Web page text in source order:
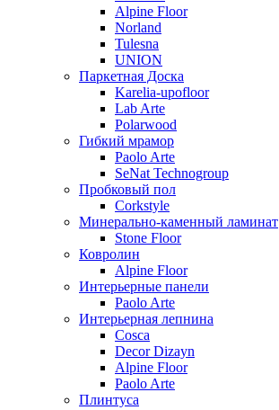
Alpine Floor
Norland
Tulesna
UNION
Паркетная Доска
Karelia-upofloor
Lab Arte
Polarwood
Гибкий мрамор
Paolo Arte
SeNat Technogroup
Пробковый пол
Corkstyle
Минерально-каменный ламинат
Stone Floor
Ковролин
Alpine Floor
Интерьерные панели
Paolo Arte
Интерьерная лепнина
Cosca
Decor Dizayn
Alpine Floor
Paolo Arte
Плинтуса